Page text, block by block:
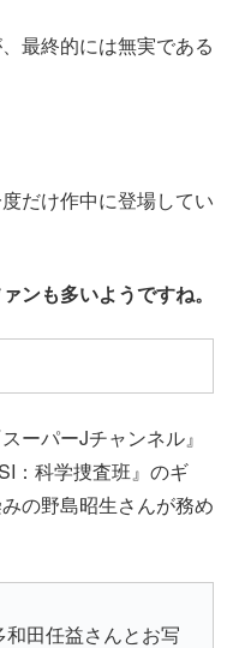
最終的には無実である
だけ作中に登場してい
ンも多いようですね。
ーパーJチャンネル』
：科学捜査班』のギ
の野島昭生さんが務め
田任益さんとお写